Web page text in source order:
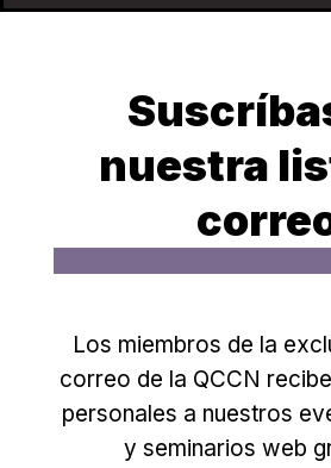
nuestra
Los miembros de la
correo de la QCCN
personales a nuestros
y seminarios web